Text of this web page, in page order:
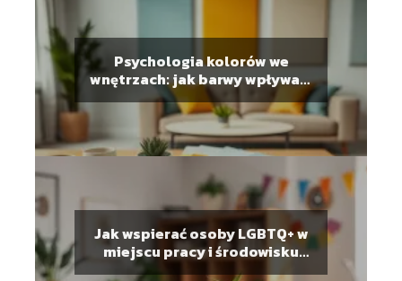
Psychologia kolorów we
wnętrzach: jak barwy wpływają
na nastrój?
Jak wspierać osoby LGBTQ+ w
miejscu pracy i środowisku
lokalnym